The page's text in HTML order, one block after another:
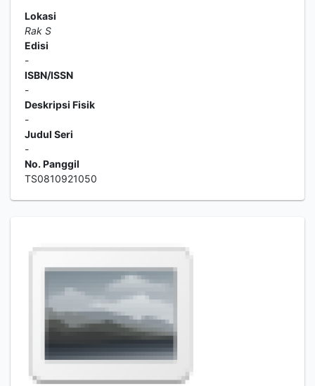
Lokasi
Rak S
Edisi
-
ISBN/ISSN
-
Deskripsi Fisik
-
Judul Seri
-
No. Panggil
TS0810921050